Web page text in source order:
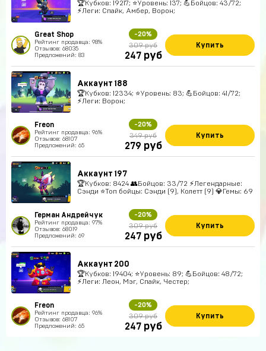
🏆Кубков: 19217; ⭐Уровень: 137; 💪Бойцов: 43/72;
⚡Леги: Спайк, Амбер, Ворон;
Great Shop
Рейтинг продавца: 98%
Отзывов: 68035
Предложений: 83
-20%
309 руб
247 руб
Купить
Аккаунт 188
🏆Кубков: 12334; ⭐Уровень: 83; 💪Бойцов: 41/72;
⚡Леги: Ворон;
Freon
Рейтинг продавца: 96%
Отзывов: 68107
Предложений: 65
-20%
349 руб
279 руб
Купить
Аккаунт 197
🏆Кубков: 8424 👥Бойцов: 33/72 ⚡Легендарные:
Сэнди ⭐Топ бойцы: Сэнди (9), Колетт (9) 💎Гемы: 69
Герман Андрейчук
Рейтинг продавца: 97%
Отзывов: 68019
Предложений: 69
-20%
309 руб
247 руб
Купить
Аккаунт 200
🏆Кубков: 19404; ⭐Уровень: 89; 💪Бойцов: 48/72;
⚡Леги: Леон, Мэг, Спайк, Честер;
Freon
Рейтинг продавца: 96%
Отзывов: 68107
Предложений: 65
-20%
309 руб
247 руб
Купить